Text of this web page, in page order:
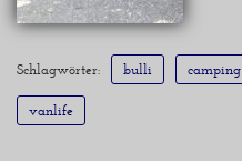
Schlagwörter: bulli camping
vanlife